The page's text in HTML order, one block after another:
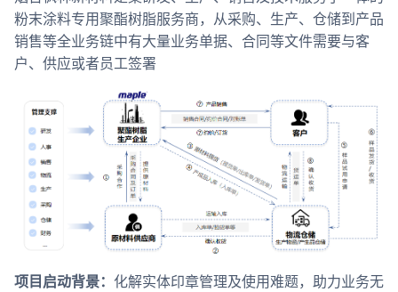
粉末涂料专用聚酯树脂服务商，从采购、生产、仓储到产品
销售等全业务链中有大量业务单据、合同等文件需要与客
户、供应或者员工签署
项目启动背景： 化解实体印章管理及使用难题，助力业务无